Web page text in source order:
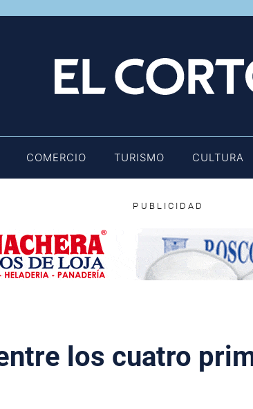
COMERCIO TURISMO CULTURA
PUBLICIDAD
los cuatro